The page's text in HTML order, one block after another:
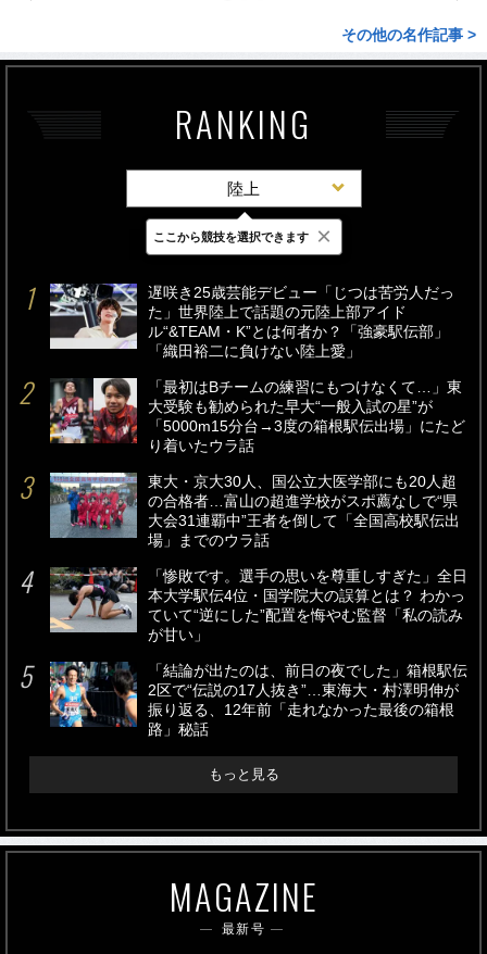
その他の名作記事 >
RANKING
陸上
最新 24時間 週間
遅咲き25歳芸能デビュー「じつは苦労人だっ
た」世界陸上で話題の元陸上部アイド
ル“&TEAM・K”とは何者か？「強豪駅伝部」
「織田裕二に負けない陸上愛」
「最初はBチームの練習にもつけなくて…」東
大受験も勧められた早大“一般入試の星”が
「5000m15分台→3度の箱根駅伝出場」にたど
り着いたウラ話
東大・京大30人、国公立大医学部にも20人超
の合格者…富山の超進学校がスポ薦なしで“県
大会31連覇中”王者を倒して「全国高校駅伝出
場」までのウラ話
「惨敗です。選手の思いを尊重しすぎた」全日
本大学駅伝4位・国学院大の誤算とは？ わかっ
ていて“逆にした”配置を悔やむ監督「私の読み
が甘い」
「結論が出たのは、前日の夜でした」箱根駅伝
2区で“伝説の17人抜き”…東海大・村澤明伸が
振り返る、12年前「走れなかった最後の箱根
路」秘話
もっと見る
MAGAZINE
最新号
ここから競技を選択できます ×